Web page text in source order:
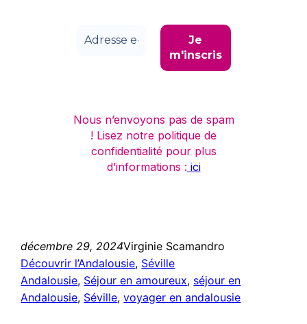
Nous n’envoyons pas de spam
! Lisez notre politique de
confidentialité pour plus
d’informations : ici
décembre 29, 2024Virginie Scamandro
Découvrir l’Andalousie, Séville
Andalousie, Séjour en amoureux, séjour en
Andalousie, Séville, voyager en andalousie